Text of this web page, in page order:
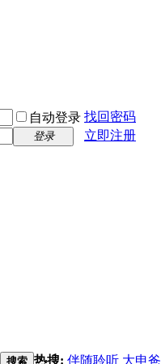
自动登录 找回密码
登录 立即注册
搜索 热搜: 伴随聆听 大申爸